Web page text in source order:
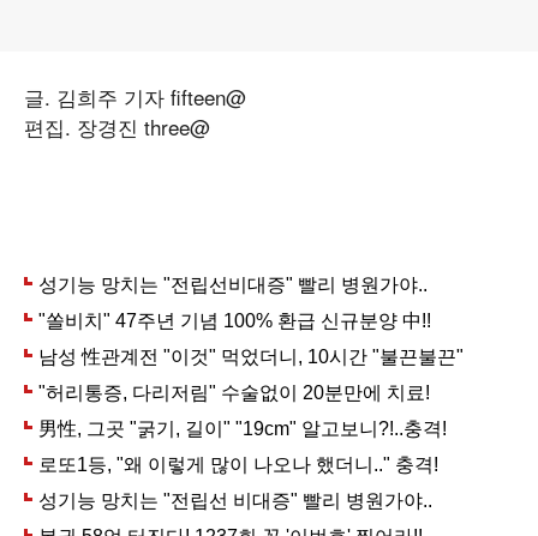
글. 김희주 기자 fifteen@
편집. 장경진 three@